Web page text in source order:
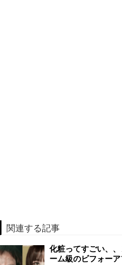
関連する記事
化粧ってすごい、
ーム級のビフォー